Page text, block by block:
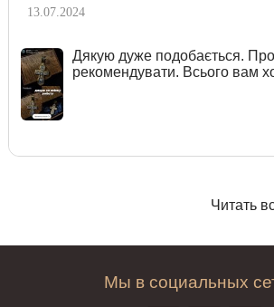
13.07.2024
Дякую дуже подобається.
рекомендувати. Всього вам
Читать
Мы в социальных